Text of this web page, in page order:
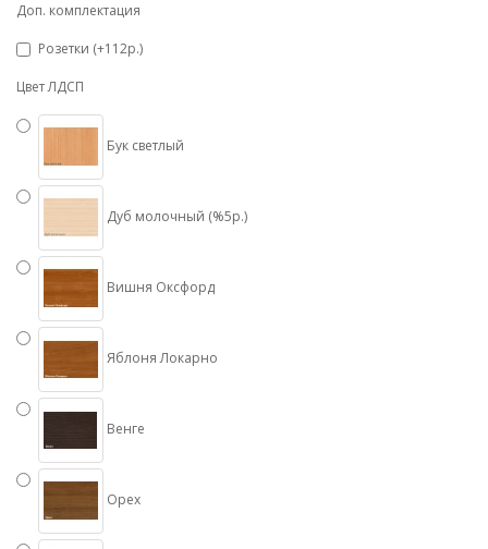
Доп. комплектация
Розетки (+112р.)
Цвет ЛДСП
Бук светлый
Дуб молочный (%5р.)
Вишня Оксфорд
Яблоня Локарно
Венге
Орех